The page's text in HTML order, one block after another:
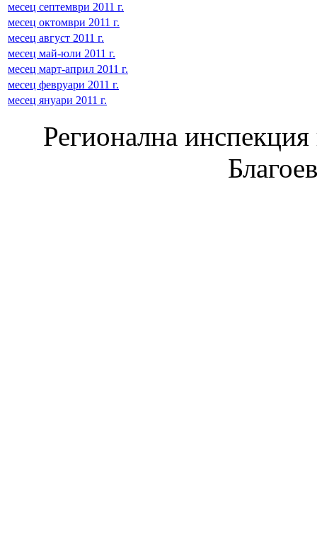
месец септември 2011 г.
месец октомври 2011 г.
месец август 2011 г.
месец май-юли 2011 г.
месец март-април 2011 г.
месец февруари 2011 г.
месец януари 2011 г.
Регионална